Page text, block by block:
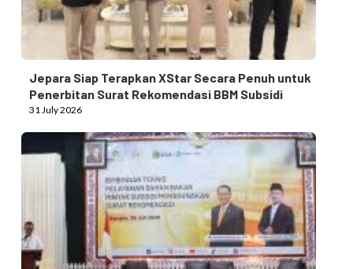
Jepara Siap Terapkan XStar Secara Penuh untuk
Penerbitan Surat Rekomendasi BBM Subsidi
31 July 2026